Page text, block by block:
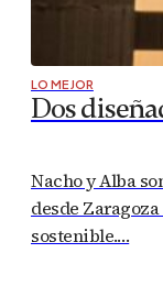
LO MEJOR
Dos
Nacho y Alba
desde
sostenible.…